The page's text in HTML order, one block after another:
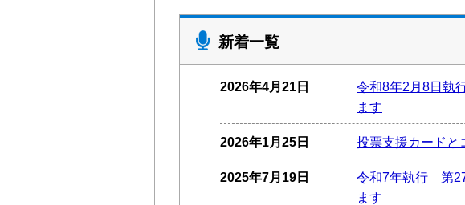
新着一覧
2026年4月21日
令和8年2月8日執
ます
2026年1月25日 投票支援カードと
2025年7月19日
令和7年執行 第
ます